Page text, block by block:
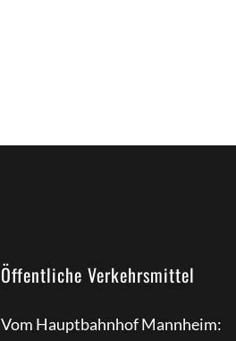
Öffentliche Verkehrsmittel
Vom Hauptbahnhof Mannheim: